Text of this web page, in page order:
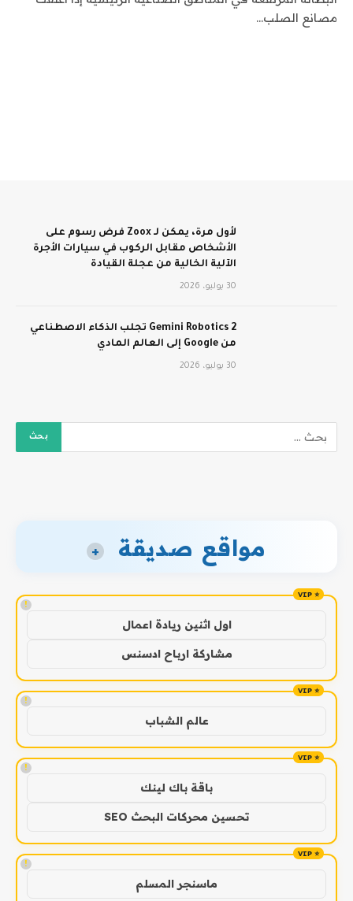
مصانع الصلب…
لأول مرة، يمكن لـ Zoox فرض رسوم على
الأشخاص مقابل الركوب في سيارات الأجرة
الآلية الخالية من عجلة القيادة
30 يوليو، 2026
Gemini Robotics 2 تجلب الذكاء الاصطناعي
من Google إلى العالم المادي
30 يوليو، 2026
مواقع صديقة +
!
اول اثنين ريادة اعمال
مشاركة ارباح ادسنس
!
عالم الشباب
!
باقة باك لينك
تحسين محركات البحث SEO
!
ماسنجر المسلم